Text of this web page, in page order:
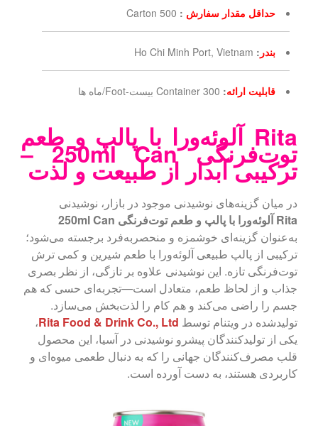
حداقل مقدار سفارش :
500 Carton
بندر :
Ho Chi Minh Port, Vietnam
قابلیت ارائه: 300 Container بیست-Foot/ماه ها
Rita آلوئه‌ورا با پالپ و طعم
توت‌فرنگی 250ml Can –
ترکیبی آبدار از طبیعت و لذت
در میان گزینه‌های نوشیدنی موجود در بازار، نوشیدنی
Rita آلوئه‌ورا با پالپ و طعم توت‌فرنگی 250ml Can
به‌عنوان گزینه‌ای خوشمزه و منحصربه‌فرد برجسته می‌شود؛
ترکیبی از پالپ طبیعی آلوئه‌ورا با طعم شیرین و کمی ترش
توت‌فرنگی تازه. این نوشیدنی علاوه بر تازگی، از نظر بصری
جذاب و از لحاظ طعم، متعادل است—تجربه‌ای حسی که هم
جسم را راضی می‌کند و هم کام را لذت‌بخش می‌سازد.
تولیدشده در ویتنام توسط Rita Food & Drink Co., Ltd،
یکی از تولیدکنندگان پیشرو نوشیدنی در آسیا، این محصول
قلب مصرف‌کنندگان جهانی را که به دنبال طعمی میوه‌ای و
کاربردی هستند، به دست آورده است.